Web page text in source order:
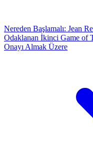
Nereden Başlamalı: Jean
Odaklanan İkinci Game of
Onayı Almak Üzere